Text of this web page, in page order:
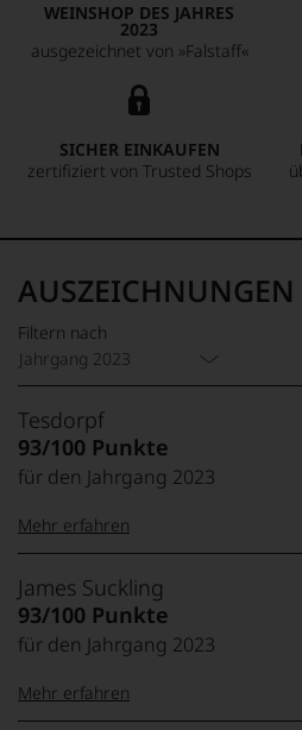
WEINSHOP DES JAHRES
2023
ausgezeichnet von »Falstaff«
SICHER EINKAUFEN
zertifiziert von Trusted Shops
AUSZEICHNUNGEN
Filtern nach
Jahrgang 2023
Tesdorpf
93/100 Punkte
für den Jahrgang 2023
99–100 Punkte:
95–98 Punkte:
Tesdorpf
Der
Name
Tesdorpf
für
»Fine
Mehr erfahren
James Suckling
93/100 Punkte
für den Jahrgang 2023
Mehr erfahren